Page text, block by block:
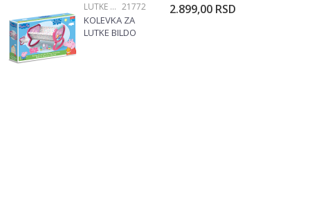
LUTKE OPREMA 21772
KOLEVKA ZA
LUTKE BILDO
2.899,00 RSD